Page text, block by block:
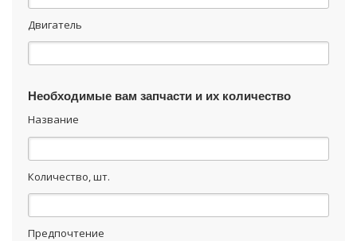
Двигатель
Необходимые вам запчасти и их количество
Название
Количество, шт.
Предпочтение